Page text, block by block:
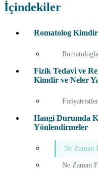
İçindekiler
Romatolog
Fizik Tedavi ve
Kimdir ve Neler
Hangi Durumda
Yönlendirmeler
Ne Zaman
Ne Zaman